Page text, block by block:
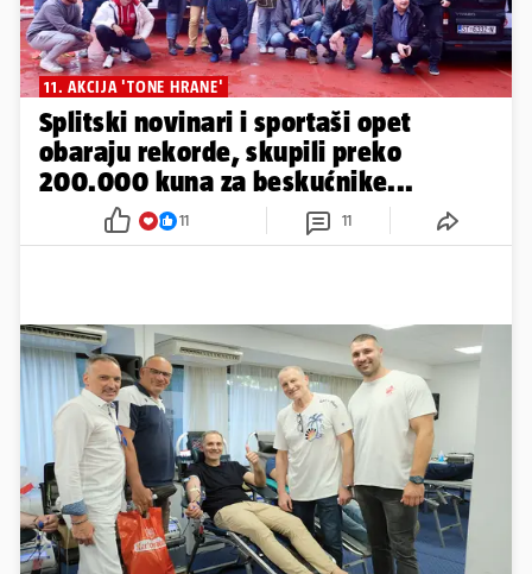
11. AKCIJA 'TONE HRANE'
Splitski novinari i sportaši opet
obaraju rekorde, skupili preko
200.000 kuna za beskućnike...
11 11